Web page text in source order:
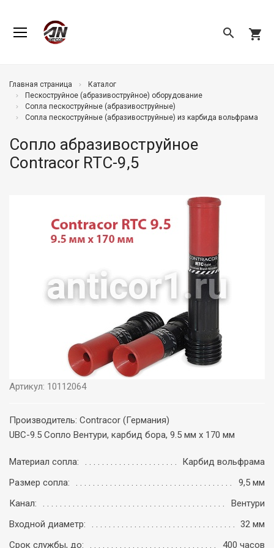
search shopping_cart
Главная страница
Каталог
Пескоструйное (абразивоструйное) оборудование
Сопла пескоструйные (абразивоструйные)
Сопла пескоструйные (абразивоструйные) из карбида вольфрама
Сопло абразивоструйное
Contracor RTC-9,5
Артикул: 10112064
Производитель: Contracor (Германия)
UBC-9.5 Сопло Вентури, карбид бора, 9.5 мм x 170 мм
Материал сопла:
Карбид вольфрама
Размер сопла:
9,5 мм
Канал:
Вентури
Входной диаметр:
32 мм
Срок службы, до:
400 часов